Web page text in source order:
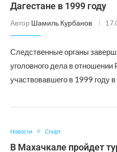
Дагестане в 1999 году
Автор Шамиль Курбанов
Следственные органы
уголовного дела в
участвовавшего в 1999 году
Новости Спорт
В Махачкале пройдет